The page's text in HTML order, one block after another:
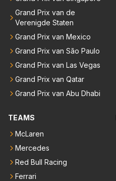
Grand Prix van de
Verenigde Staten
Grand Prix van Mexico
Grand Prix van São Paulo
Grand Prix van Las Vegas
Grand Prix van Qatar
Grand Prix van Abu Dhabi
TEAMS
McLaren
Mercedes
Red Bull Racing
Ferrari